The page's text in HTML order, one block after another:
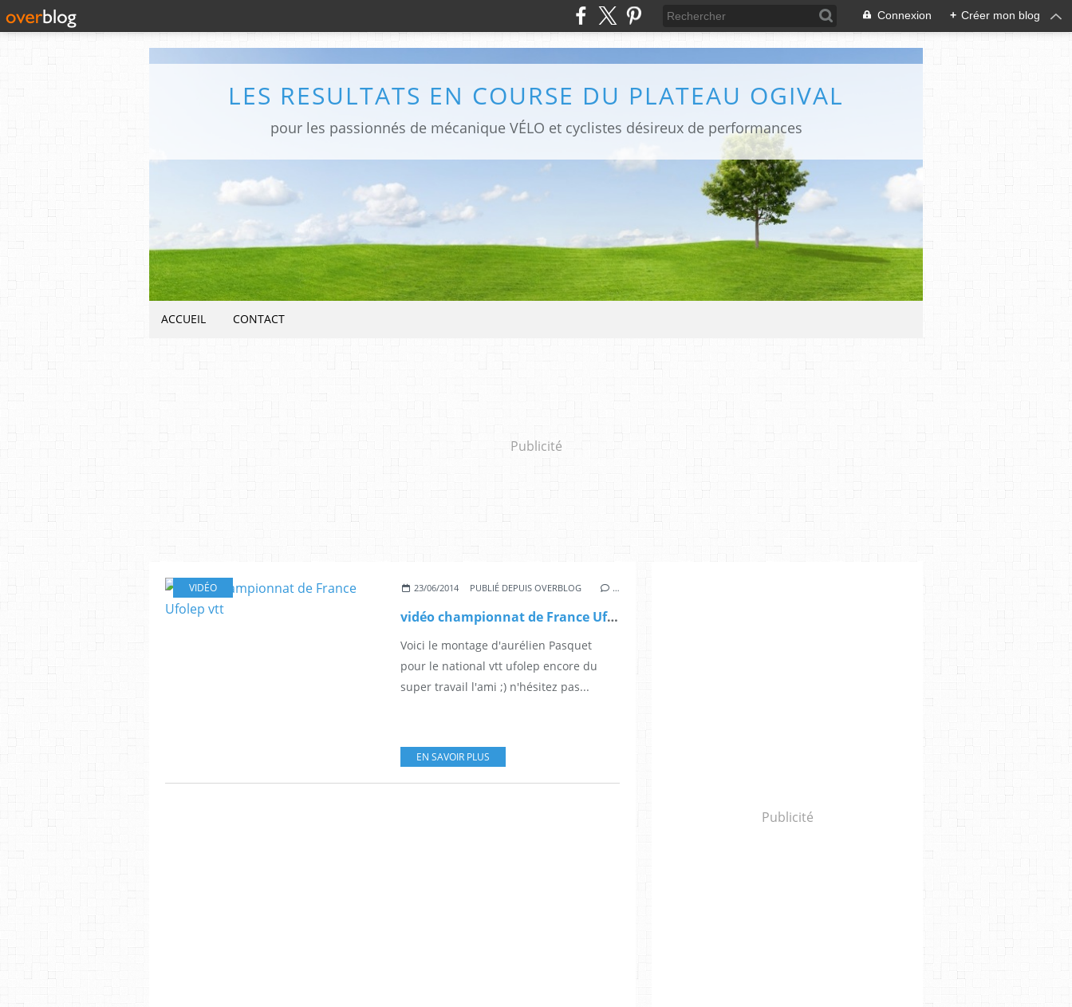
Connexion + Créer mon blog
LES RESULTATS EN COURSE DU PLATEAU OGIVAL
pour les passionnés de mécanique VÉLO et cyclistes désireux de performances
ACCUEIL CONTACT
Publicité
VIDÉO 23/06/2014 PUBLIÉ DEPUIS OVERBLOG …
vidéo championnat de France Ufolep vtt
Voici le montage d'aurélien Pasquet
pour le national vtt ufolep encore du
super travail l'ami ;) n'hésitez pas...
EN SAVOIR PLUS
Publicité